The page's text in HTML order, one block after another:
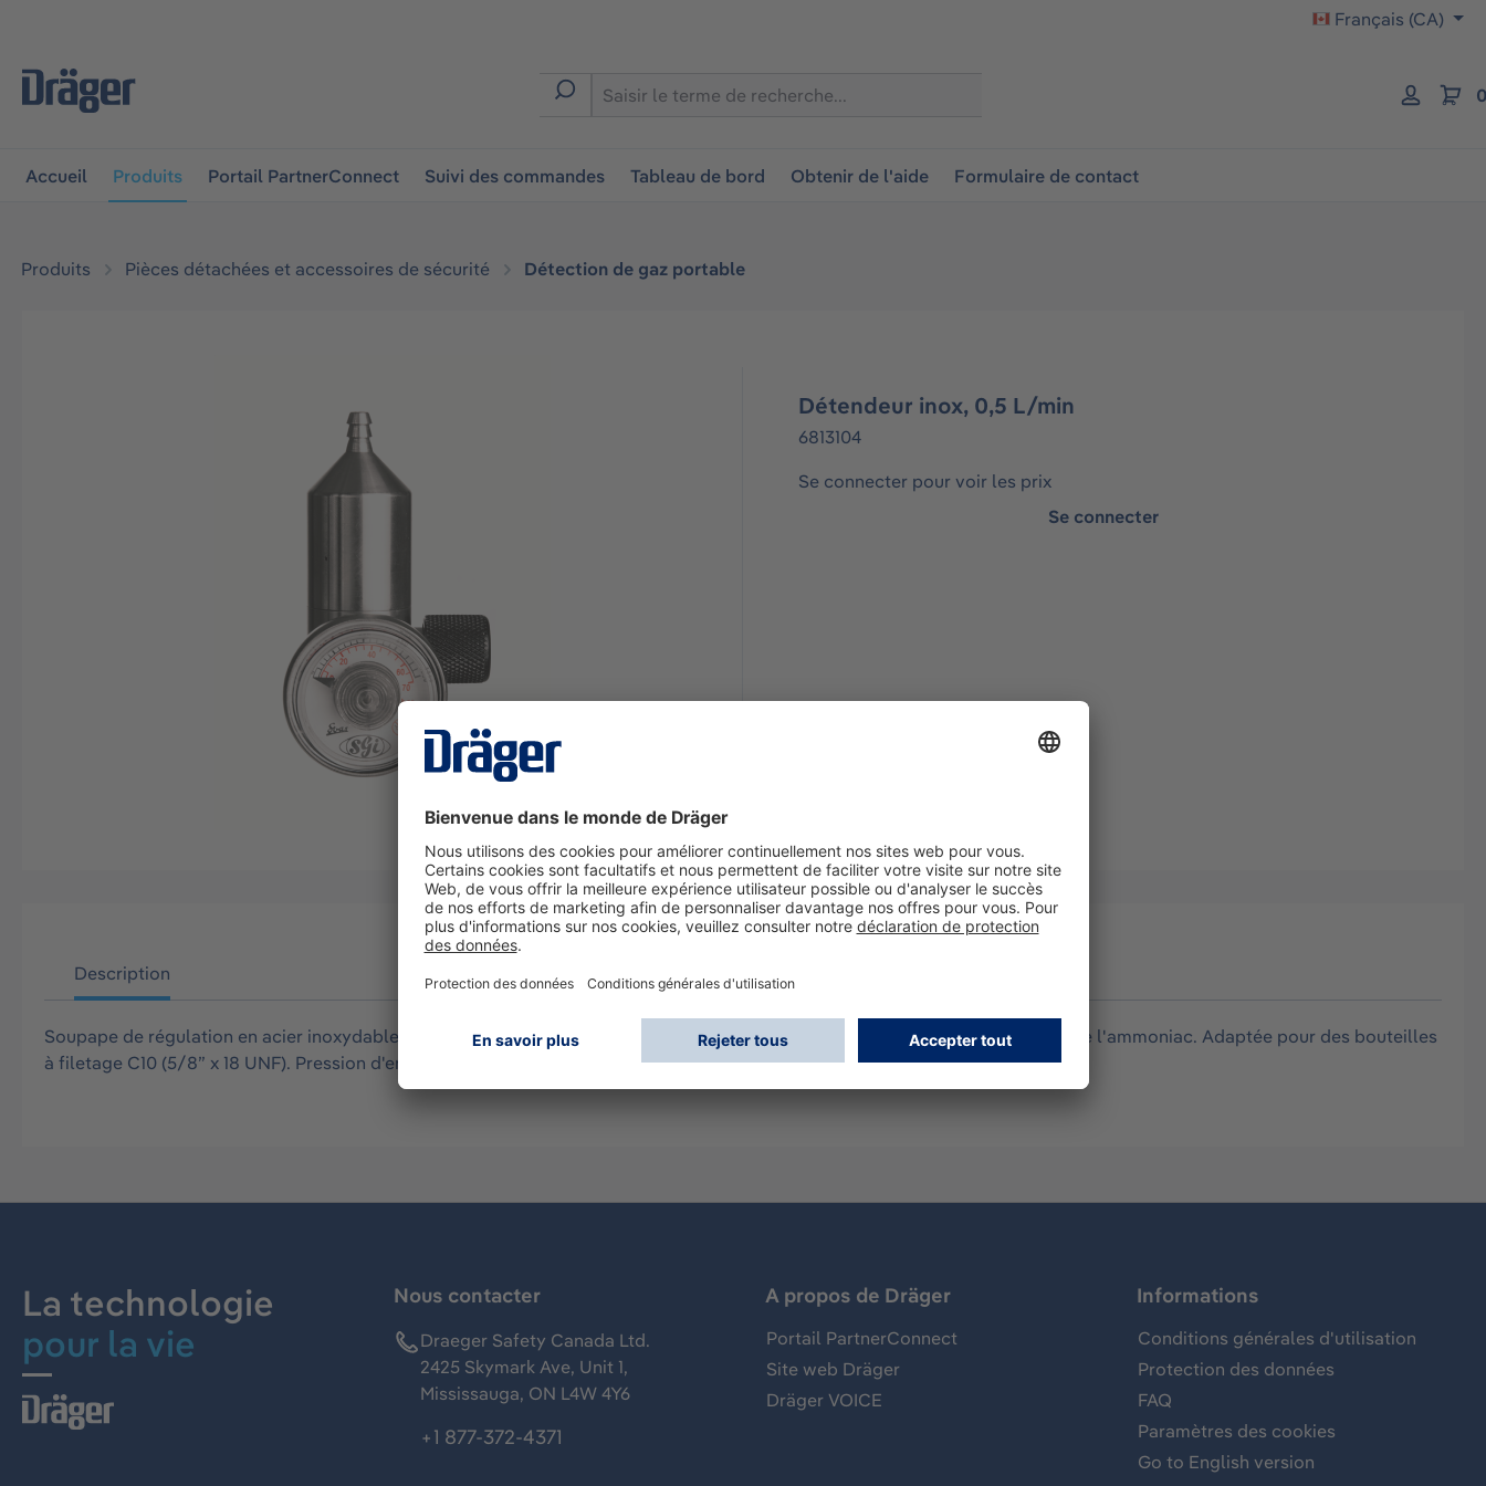
Français (CA)
Accueil Produits Portail PartnerConnect Suivi des commandes Tableau de bord Obtenir de l'aide Formulaire de contact
Produits Pièces détachées et accessoires de sécurité Détection de gaz portable
Détendeur inox, 0,5 L/min
6813104
Se connecter pour voir les prix
Se connecter
Description
Soupape de régulation en acier inoxydable avec débit de 0,5 L/min, avec indicateur de pression pour les gaz agressifs tels que l'ammoniac. Adaptée pour des bouteilles
à filetage C10 (5/8” x 18 UNF). Pression d'entrée maximale : 70 bar.
La technologie
pour la vie
Nous contacter
Draeger Safety Canada Ltd.
2425 Skymark Ave, Unit 1,
Mississauga, ON L4W 4Y6
+1 877-372-4371
A propos de Dräger
Portail PartnerConnect
Site web Dräger
Dräger VOICE
Informations
Conditions générales d'utilisation
Protection des données
FAQ
Paramètres des cookies
Go to English version